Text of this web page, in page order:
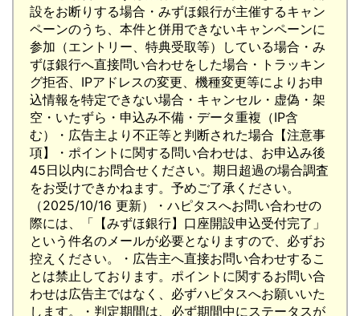
設をお断りする場合・みずほ銀行が主催するキャン
ペーンのうち、本件と併用できないキャンペーンに
参加（エントリー、特典受取等）している場合・み
ずほ銀行へ直接問い合わせをした場合・トラッキン
グ拒否、IPアドレスの変更、機種変更等によりお申
込情報を特定できない場合・キャンセル・虚偽・架
空・いたずら・申込み不備・データ重複（IP含
む）・広告主より不正等と判断された場合【注意事
項】・ポイントに関する問い合わせは、お申込み後
45日以内にお問合せください。期日超過の場合調査
をお受けできかねます。予めご了承ください。
（2025/10/16 更新）・ハピタスへお問い合わせの
際には、「【みずほ銀行】口座開設申込受付完了」
という件名のメールが必要となりますので、必ずお
控えください。・広告主へ直接お問い合わせするこ
とは禁止しております。ポイントに関するお問い合
わせは広告主ではなく、必ずハピタスへお願いいた
します。・判定期間は、必ず期間中にステータスが